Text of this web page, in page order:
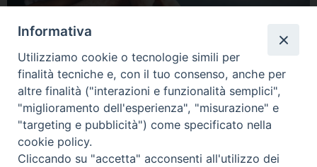
HOME DIOCESI VESCOVO CURIA VESCOVILE NEWS
APPUNTAMENTI CONTATTI SERVIZIO ANTENATI
Informativa
Utilizziamo cookie o tecnologie simili per
finalità tecniche e, con il tuo consenso, anche per
altre finalità ("interazioni e funzionalità semplici",
"miglioramento dell'esperienza", "misurazione" e
"targeting e pubblicità") come specificato nella
cookie policy.
Cliccando su "accetta" acconsenti all'utilizzo dei